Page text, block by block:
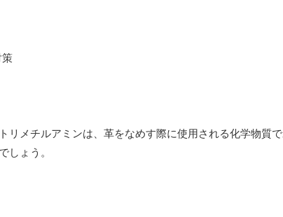
リメチルアミンは、革をなめす際に使用される化学物質
しょう。